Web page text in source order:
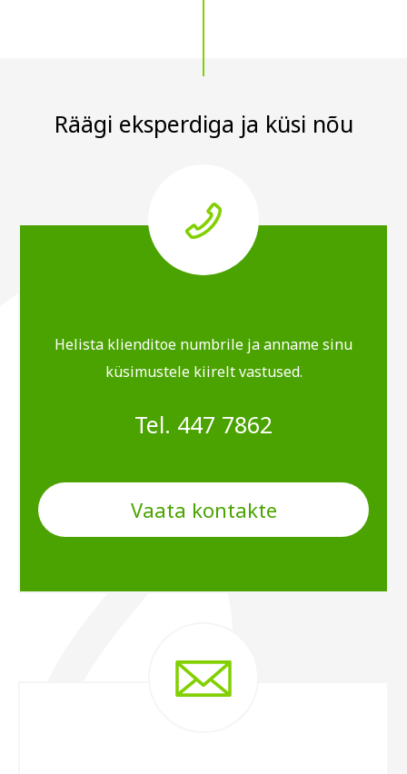
Räägi eksperdiga ja küsi nõu
Helista klienditoe numbrile ja anname sinu
küsimustele kiirelt vastused.
Tel. 447 7862
Vaata kontakte